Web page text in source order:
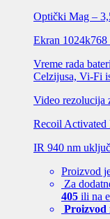
Optički Mag –
Ekran
Vreme rada
Celzijusa, Vi-Fi
Video rezolucija
Recoil Activated
IR 940 nm
Proizvod
Za
405 ili na
Proizvod